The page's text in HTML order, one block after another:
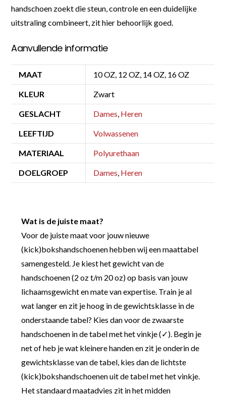
handschoen zoekt die steun, controle en een duidelijke
uitstraling combineert, zit hier behoorlijk goed.
Aanvullende informatie
MAAT 10 OZ, 12 OZ, 14 OZ, 16 OZ
KLEUR Zwart
GESLACHT Dames, Heren
LEEFTIJD Volwassenen
MATERIAAL Polyurethaan
DOELGROEP Dames, Heren
Wat is de juiste maat?
Voor de juiste maat voor jouw nieuwe
(kick)bokshandschoenen hebben wij een maattabel
samengesteld. Je kiest het gewicht van de
handschoenen (2 oz t/m 20 oz) op basis van jouw
lichaamsgewicht en mate van expertise. Train je al
wat langer en zit je hoog in de gewichtsklasse in de
onderstaande tabel? Kies dan voor de zwaarste
handschoenen in de tabel met het vinkje (✓). Begin je
net of heb je wat kleinere handen en zit je onderin de
gewichtsklasse van de tabel, kies dan de lichtste
(kick)bokshandschoenen uit de tabel met het vinkje.
Het standaard maatadvies zit in het midden